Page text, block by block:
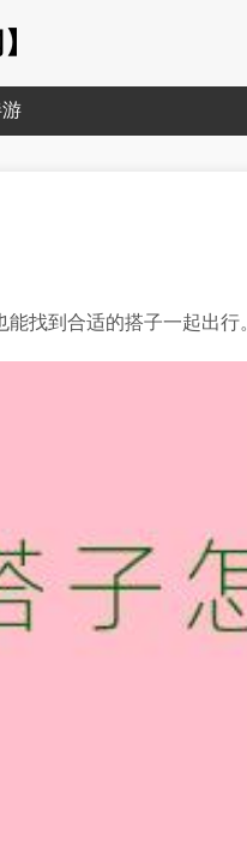
找到合适的搭子一起出行